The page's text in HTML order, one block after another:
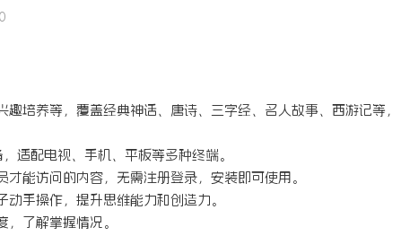
0
培养等，覆盖经典神话、唐诗、三字经、名人故事、西游记等，
适配电视、手机、平板等多种终端。
能访问的内容，无需注册登录，安装即可使用。
手操作，提升思维能力和创造力。
了解掌握情况。